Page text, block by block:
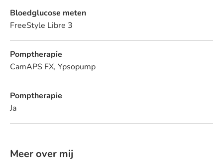
Bloedglucose meten
FreeStyle Libre 3
Pomptherapie
CamAPS FX, Ypsopump
Pomptherapie
Ja
Meer over mij